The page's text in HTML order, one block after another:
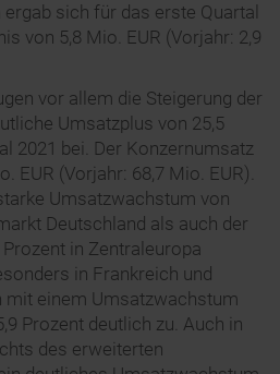
sich für das erste Quartal
von 5,8 Mio. EUR (Vorjahr: 2,9
vor allem die Steigerung der
Umsatzplus von 25,5
2021 bei. Der Konzernumsatz
EUR (Vorjahr: 68,7 Mio. EUR).
Umsatzwachstum von
Deutschland als auch der
in Zentraleuropa
in Frankreich und
mit einem Umsatzwachstum
Prozent deutlich zu. Auch in
des erweiterten